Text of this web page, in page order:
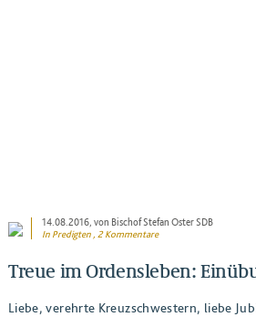
14.08.2016, von Bischof Stefan Oster SDB
In Predigten, 2 Kommentare
Treue im Ordensleben:
Liebe, verehrte Kreuzschwestern, liebe